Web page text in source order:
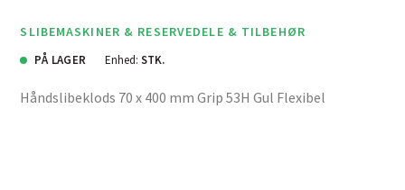
SLIBEMASKINER & RESERVEDELE & TILBEHØR
PÅ LAGER Enhed: STK.
Håndslibeklods 70 x 400 mm Grip 53H Gul Flexibel